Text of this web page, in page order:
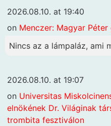
2026.08.10. at 19:40
on Menczer: Magyar Péter
Nincs az a lámpaláz, ami
2026.08.10. at 19:07
on Universitas
elnökének Dr. Világinak
trombita fesztiválon